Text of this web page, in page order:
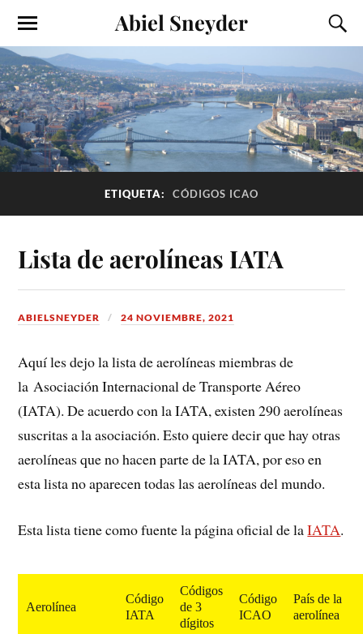
Abiel Sneyder
ETIQUETA: CÓDIGOS ICAO
Lista de aerolíneas IATA
ABIELSNEYDER 24 NOVIEMBRE, 2021
Aquí les dejo la lista de aerolíneas miembras de
la Asociación Internacional de Transporte Aéreo
(IATA). De acuerdo con la IATA, existen 290 aerolíneas
suscritas a la asociación. Esto quiere decir que hay otras
aerolíneas que no hacen parte de la IATA, por eso en
esta lista no aparecen todas las aerolíneas del mundo.
Esta lista tiene como fuente la página oficial de laIATA.
Aerolínea
Código
IATA
Códigos
de 3
dígitos
Código
ICAO
País de la
aerolínea